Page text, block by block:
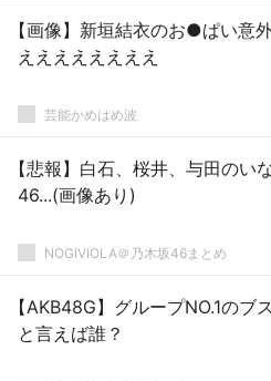
【画像】新垣結衣のお●ぱい意
ええええええええ
芸能かめはめ波
【悲報】白石、桜井、与田のい
46...(画像あり)
NOGIVIOLA＠乃木坂46まとめ
【AKB48G】グループNO.1のブ
と言えば誰？